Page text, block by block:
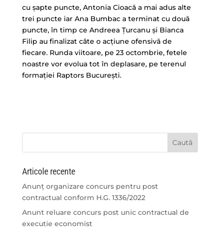
cu şapte puncte, Antonia Cioacă a mai adus alte
trei puncte iar Ana Bumbac a terminat cu două
puncte, în timp ce Andreea Ţurcanu şi Bianca
Filip au finalizat câte o acţiune ofensivă de
fiecare. Runda viitoare, pe 23 octombrie, fetele
noastre vor evolua tot în deplasare, pe terenul
formaţiei Raptors Bucureşti.
Articole recente
Anunț organizare concurs pentru post
contractual conform H.G. 1336/2022
Anunt reluare concurs post unic contractual de
executie economist